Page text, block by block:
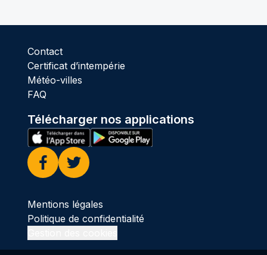
Contact
Certificat d’intempérie
Météo-villes
FAQ
Télécharger nos applications
Facebook
Twitter
Mentions légales
Politique de confidentialité